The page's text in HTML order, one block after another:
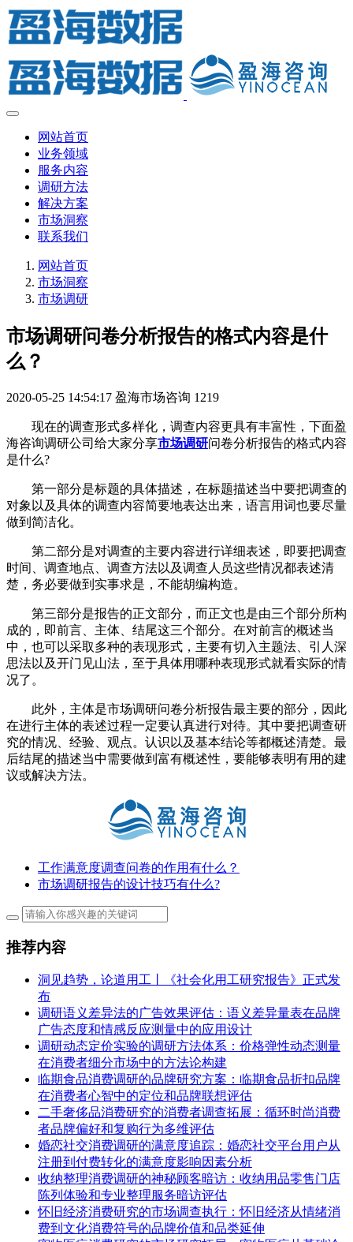
网站首页
业务领域
服务内容
调研方法
解决方案
市场洞察
联系我们
网站首页
市场洞察
市场调研
市场调研问卷分析报告的格式内容是什
么？
2020-05-25 14:54:17 盈海市场咨询 1219
现在的调查形式多样化，调查内容更具有丰富性，下面盈
海咨询调研公司给大家分享市场调研问卷分析报告的格式内容
是什么?
第一部分是标题的具体描述，在标题描述当中要把调查的
对象以及具体的调查内容简要地表达出来，语言用词也要尽量
做到简洁化。
第二部分是对调查的主要内容进行详细表述，即要把调查
时间、调查地点、调查方法以及调查人员这些情况都表述清
楚，务必要做到实事求是，不能胡编构造。
第三部分是报告的正文部分，而正文也是由三个部分所构
成的，即前言、主体、结尾这三个部分。在对前言的概述当
中，也可以采取多种的表现形式，主要有切入主题法、引人深
思法以及开门见山法，至于具体用哪种表现形式就看实际的情
况了。
此外，主体是市场调研问卷分析报告最主要的部分，因此
在进行主体的表述过程一定要认真进行对待。其中要把调查研
究的情况、经验、观点。认识以及基本结论等都概述清楚。最
后结尾的描述当中需要做到富有概述性，要能够表明有用的建
议或解决方法。
工作满意度调查问卷的作用有什么？
市场调研报告的设计技巧有什么?
推荐内容
洞见趋势，论道用工丨《社会化用工研究报告》正式发
布
调研语义差异法的广告效果评估：语义差异量表在品牌
广告态度和情感反应测量中的应用设计
调研动态定价实验的调研方法体系：价格弹性动态测量
在消费者细分市场中的方法论构建
临期食品消费调研的品牌研究方案：临期食品折扣品牌
在消费者心智中的定位和品牌联想评估
二手奢侈品消费研究的消费者调查拓展：循环时尚消费
者品牌偏好和复购行为多维评估
婚恋社交消费调研的满意度追踪：婚恋社交平台用户从
注册到付费转化的满意度影响因素分析
收纳整理消费调研的神秘顾客暗访：收纳用品零售门店
陈列体验和专业整理服务暗访评估
怀旧经济消费研究的市场调查执行：怀旧经济从情绪消
费到文化消费符号的品牌价值和品类延伸